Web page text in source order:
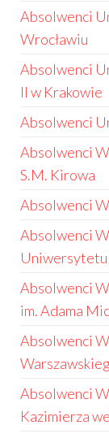
Absolwenci
Wrocławiu
Absolwenci
II w Krakowie
Absolwenci
Absolwenci
S.M. Kirowa
Absolwenci
Absolwenci
Uniwersytetu
Absolwenci
im. Adama
Absolwenci
Absolwenci
Kazimierza